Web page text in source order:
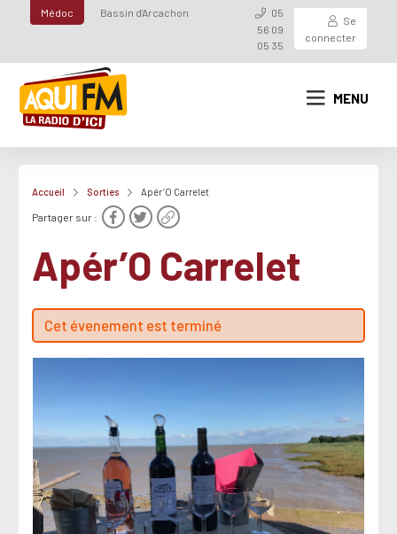
Médoc Bassin d'Arcachon
05
56 09
05 35
Se
connecter
MENU
Accueil Sorties Apér’O Carrelet
Partager sur :
Apér’O Carrelet
Cet évenement est terminé